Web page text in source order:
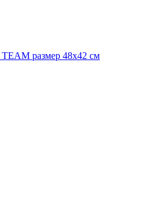
размер 48х42 см